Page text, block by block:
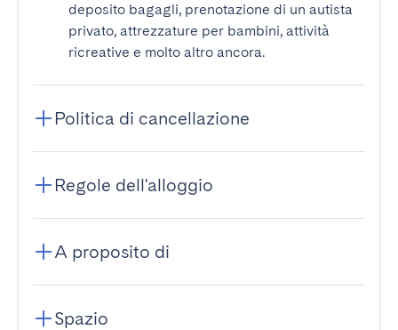
deposito bagagli, prenotazione di un autista
privato, attrezzature per bambini, attività
ricreative e molto altro ancora.
Politica di cancellazione
Regole dell'alloggio
A proposito di
Spazio